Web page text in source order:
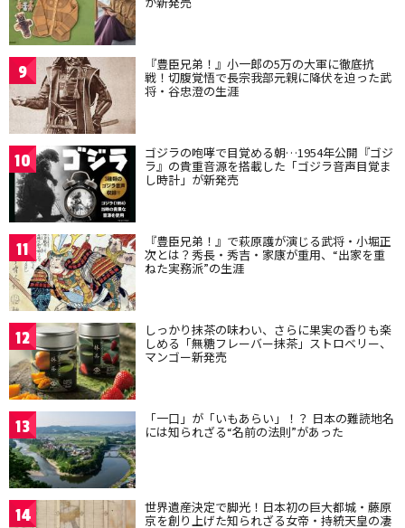
9 『豊臣兄弟！』小一郎の5万の大軍に徹底抗
戦！切腹覚悟で長宗我部元親に降伏を迫った武
将・谷忠澄の生涯
10 ゴジラの咆哮で目覚める朝…1954年公開『ゴジ
ラ』の貴重音源を搭載した「ゴジラ音声目覚ま
し時計」が新発売
11 『豊臣兄弟！』で萩原護が演じる武将・小堀正
次とは？秀長・秀吉・家康が重用、“出家を重
ねた実務派”の生涯
12 しっかり抹茶の味わい、さらに果実の香りも楽
しめる「無糖フレーバー抹茶」ストロベリー、
マンゴー新発売
13 「一口」が「いもあらい」！？ 日本の難読地名
には知られざる“名前の法則”があった
14 世界遺産決定で脚光！日本初の巨大都城・藤原
京を創り上げた知られざる女帝・持統天皇の凄